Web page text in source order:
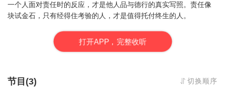
一个人面对责任时的反应，才是他人品与德行的真实写照。责任像
块试金石，只有经得住考验的人，才是值得托付终生的人。
打开APP，完整收听
节目(3) 切换顺序